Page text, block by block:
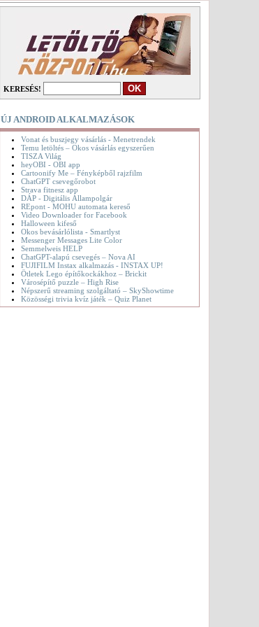
KERESÉS!
ÚJ ANDROID ALKALMAZÁSOK
Vonat és buszjegy vásárlás - Menetrendek
Temu letöltés – Okos vásárlás egyszerűen
TISZA Világ
heyOBI - OBI app
Cartoonify Me – Fényképből rajzfilm
ChatGPT csevegőrobot
Strava fitnesz app
DÁP - Digitális Állampolgár
REpont - MOHU automata kereső
Video Downloader for Facebook
Halloween kifeső
Okos bevásárlólista - Smartlyst
Messenger Messages Lite Color
Semmelweis HELP
ChatGPT-alapú csevegés – Nova AI
FUJIFILM Instax alkalmazás - INSTAX UP!
Ötletek Lego építőkockákhoz – Brickit
Városépítő puzzle – High Rise
Népszerű streaming szolgáltató – SkyShowtime
Közösségi trivia kvíz játék – Quiz Planet